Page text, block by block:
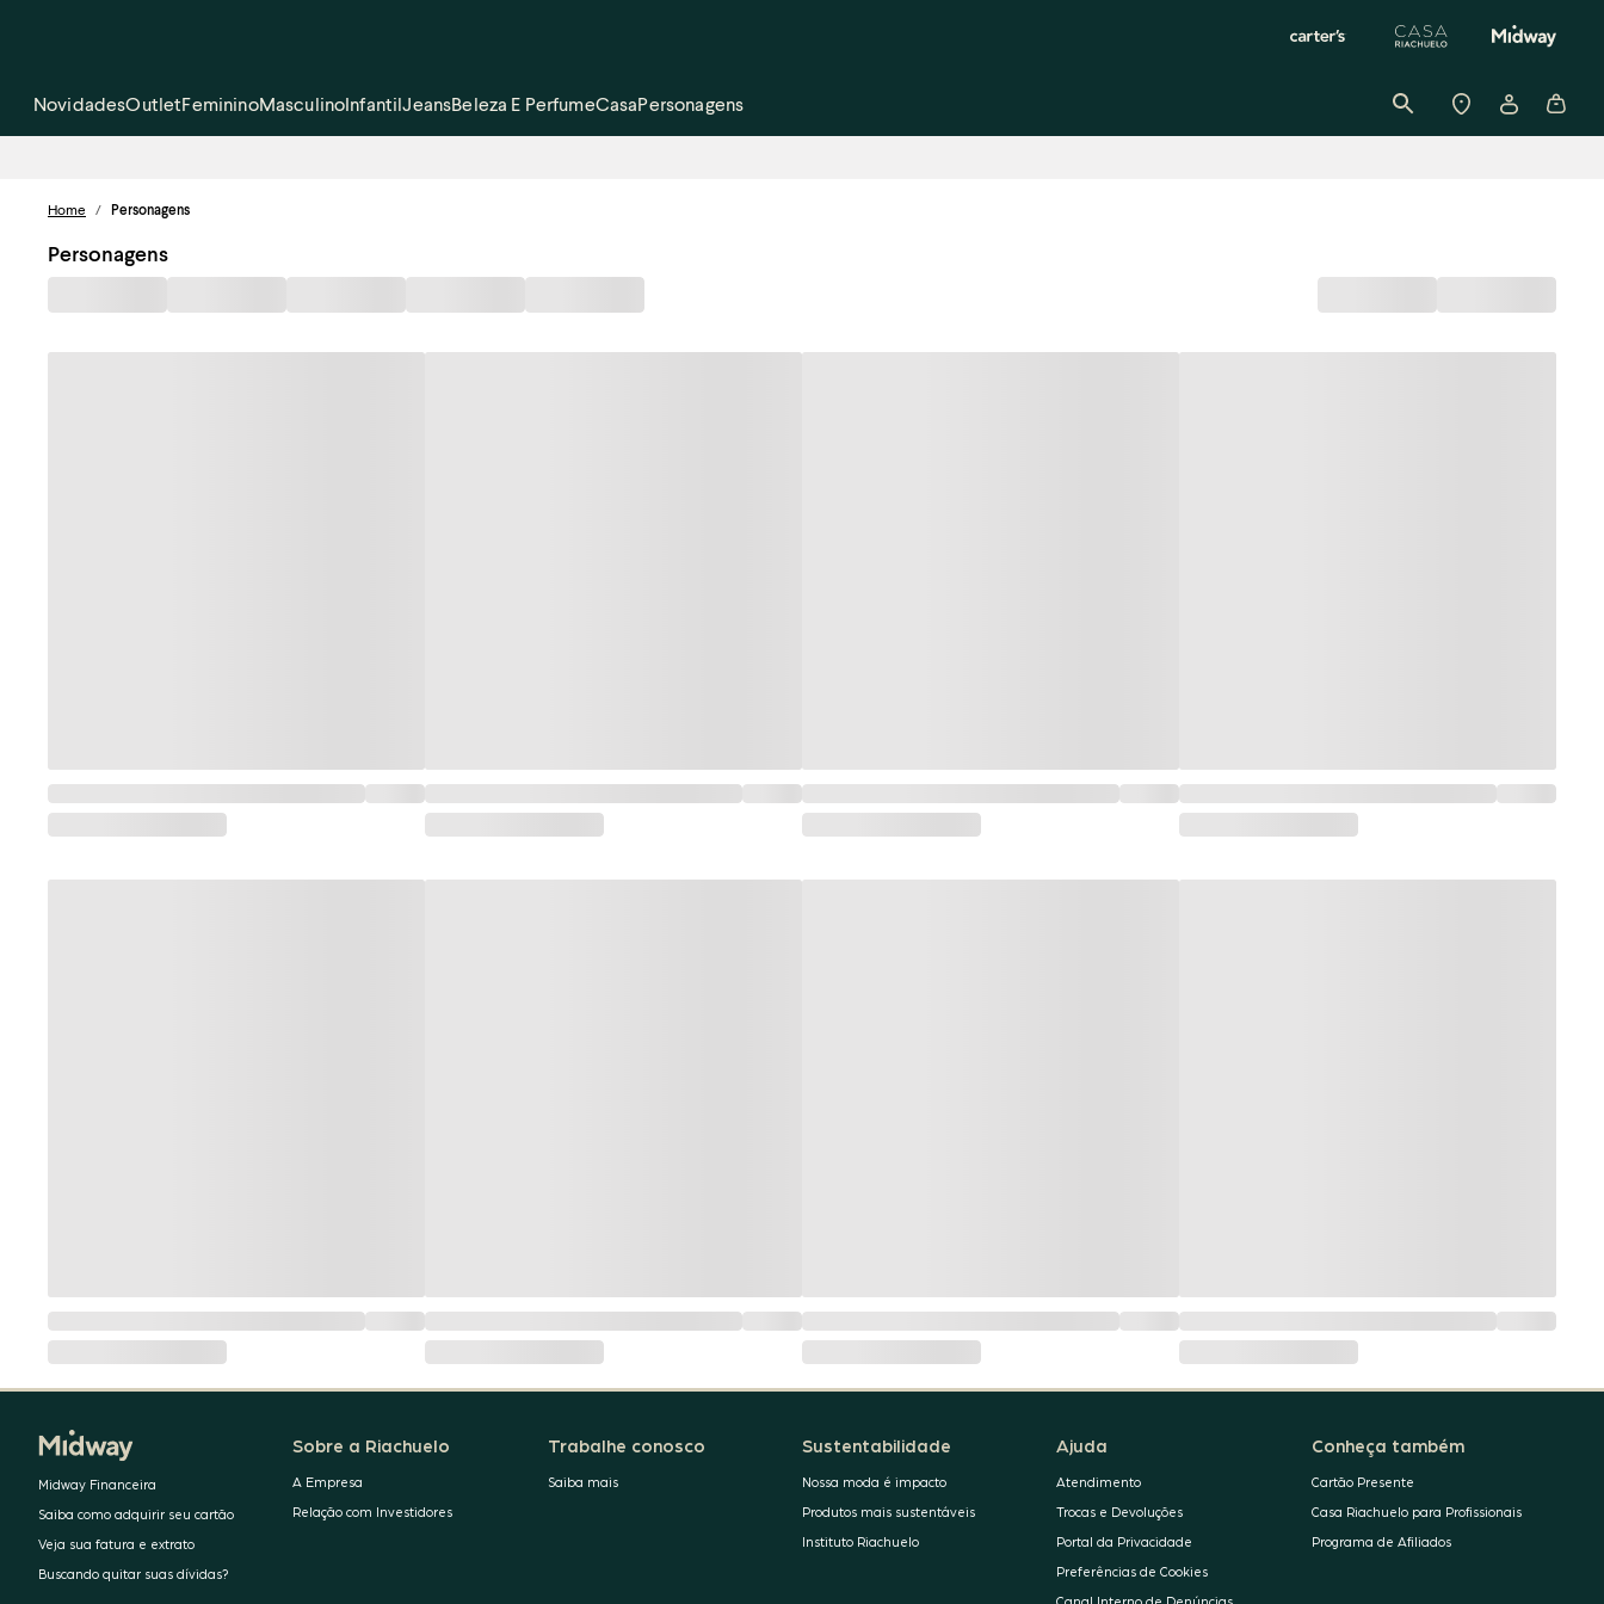
NovidadesOutletFemininoMasculinoInfantilJeansBeleza E PerfumeCasaPersonagens
Home / Personagens
Personagens
Midway Financeira
Saiba como adquirir seu cartão
Veja sua fatura e extrato
Buscando quitar suas dívidas?
Sobre a Riachuelo
A Empresa
Relação com Investidores
Trabalhe conosco
Saiba mais
Sustentabilidade
Nossa moda é impacto
Produtos mais sustentáveis
Instituto Riachuelo
Ajuda
Atendimento
Trocas e Devoluções
Portal da Privacidade
Preferências de Cookies
Conheça também
Cartão Presente
Casa Riachuelo para Profissionais
Programa de Afiliados